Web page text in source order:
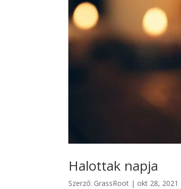
Halottak napja
Szerző: GrassRoot | okt 28, 2021